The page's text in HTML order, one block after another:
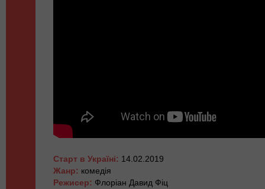
Старт в Україні: 14.02.2019
Жанр: комедія
Режисер: Флоріан Давид Фіц